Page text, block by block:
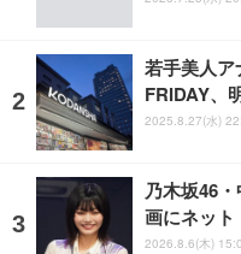
若手美人ア
FRIDAY、
2025.8.27(水)
乃木坂46
画にネット
2026.8.6(木)